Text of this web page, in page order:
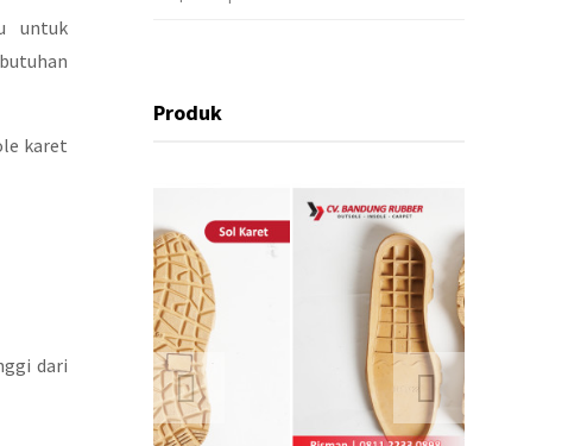
untuk
karet
dari
Produk